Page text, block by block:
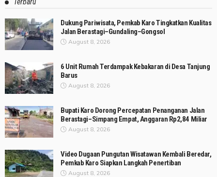
Dukung Pariwisata, Pemkab Karo Tingkatkan Kualitas
Jalan Berastagi–Gundaling–Gongsol
August 8, 2026
6 Unit Rumah Terdampak Kebakaran di Desa Tanjung
Barus
August 8, 2026
Bupati Karo Dorong Percepatan Penanganan Jalan
Berastagi–Simpang Empat, Anggaran Rp2,84 Miliar
August 8, 2026
Video Dugaan Pungutan Wisatawan Kembali Beredar,
Pemkab Karo Siapkan Langkah Penertiban
August 8, 2026